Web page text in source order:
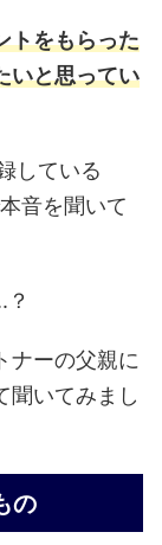
トをもらった
いと思ってい
している
音を聞いて
ナーの父親に
聞いてみまし
の